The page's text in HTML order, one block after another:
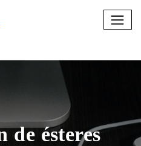
de ésteres